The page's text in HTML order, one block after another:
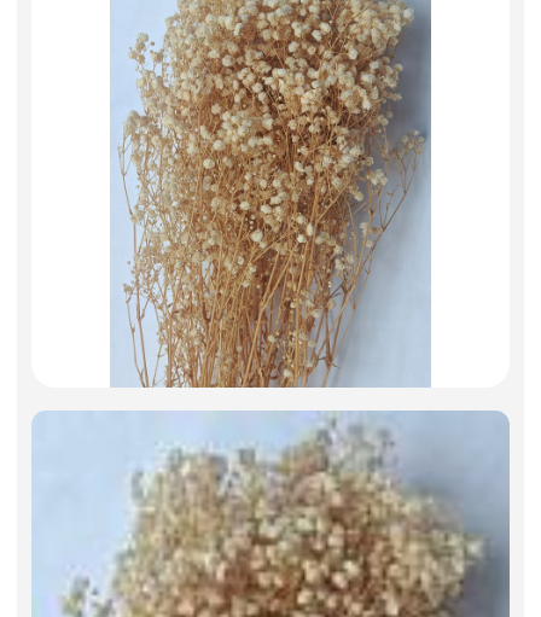
Искусственные цветы и растения
Декоративные вазы, кашпо
Игрушки мягкие